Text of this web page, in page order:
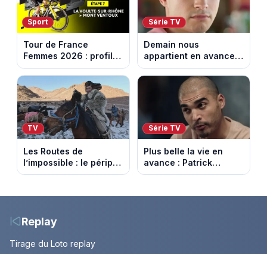
Sport
Tour de France
Femmes 2026 : profil
et horaires de la 7e
étape entre La Voulte-
sur-Rhône et le Mont
Ventoux
Série TV
Demain nous
appartient en avance:
Samuel perd le
contrôle. Episode du 10
août 2026.
TV
Les Routes de
l’impossible : le périple
glacial d’une famille
Série TV
Plus belle la vie en
avance : Patrick
Nebout est-il mort ?
2026 (spoiler)
Replay
Tirage du Loto replay